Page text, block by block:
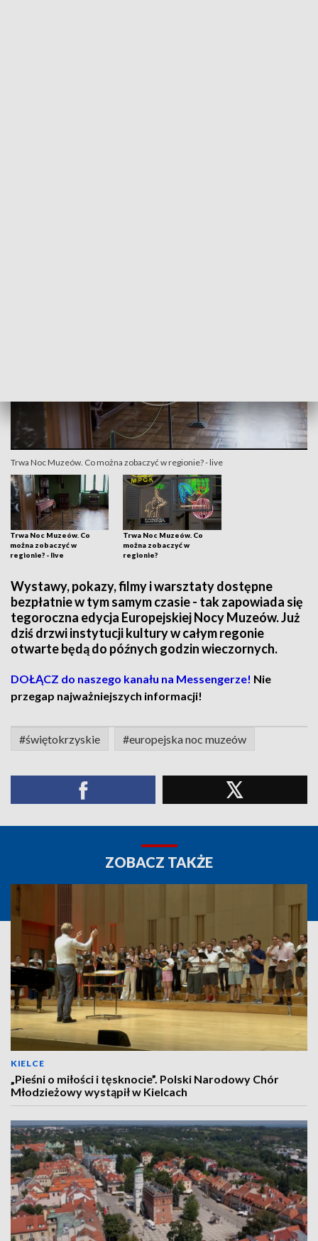
Trwa Noc Muzeów. Co można zobaczyć w regionie? - live
Trwa Noc Muzeów. Co
można zobaczyć w
regionie? - live
Trwa Noc Muzeów. Co
można zobaczyć w
regionie?
Wystawy, pokazy, filmy i warsztaty dostępne
bezpłatnie w tym samym czasie - tak zapowiada się
tegoroczna edycja Europejskiej Nocy Muzeów. Już
dziś drzwi instytucji kultury w całym regonie
otwarte będą do późnych godzin wieczornych.
DOŁĄCZ do naszego kanału na Messengerze! Nie
przegap najważniejszych informacji!
#świętokrzyskie #europejska noc muzeów
ZOBACZ TAKŻE
KIELCE
„Pieśni o miłości i tęsknocie”. Polski Narodowy Chór
Młodzieżowy wystąpił w Kielcach